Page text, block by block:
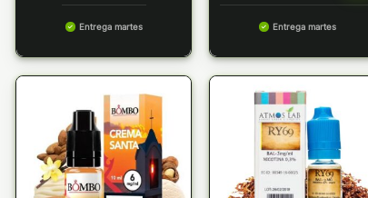
Entrega martes Entrega martes